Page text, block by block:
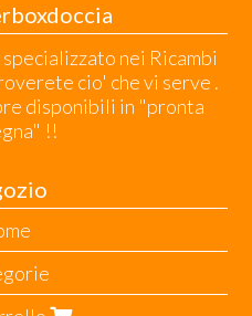
nei Ricambi
cio' che vi serve .
disponibili in "pronta
!!